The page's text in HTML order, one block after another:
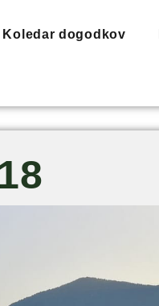
Koledar dogodkov